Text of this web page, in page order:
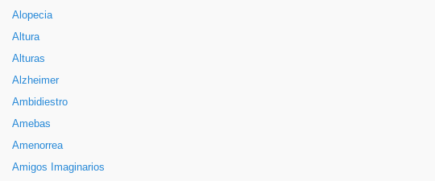
Alopecia
Altura
Alturas
Alzheimer
Ambidiestro
Amebas
Amenorrea
Amigos Imaginarios